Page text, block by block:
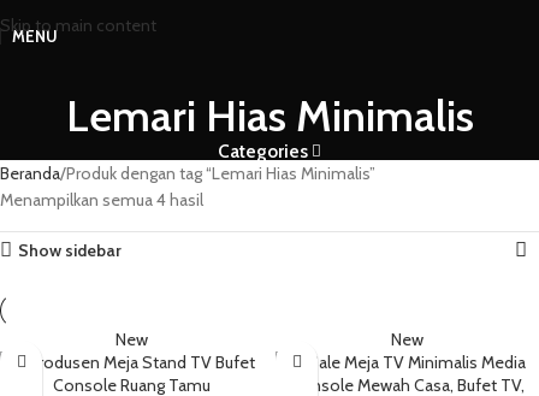
Skip to main content
MENU
Lemari Hias Minimalis
Categories
Beranda Produk dengan tag “Lemari Hias Minimalis”
Menampilkan semua 4 hasil
Show sidebar
New New